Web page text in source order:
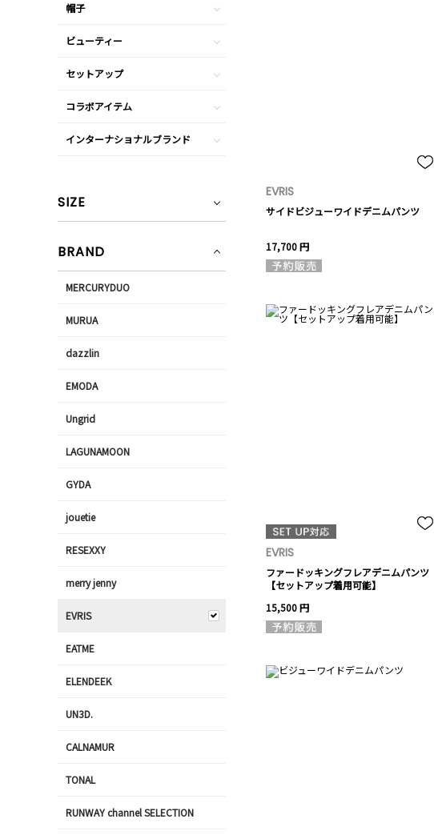
EVRIS
サイドビジューワイドデニムパンツ
17,700 円
EVRIS
ファードッキングフレアデニムパンツ
【セットアップ着用可能】
15,500 円
帽子
ビューティー
セットアップ
コラボアイテム
インターナショナルブランド
SIZE
BRAND
MERCURYDUO
MURUA
dazzlin
EMODA
Ungrid
LAGUNAMOON
GYDA
jouetie
RESEXXY
merry jenny
EVRIS
EATME
ELENDEEK
UN3D.
CALNAMUR
TONAL
RUNWAY channel SELECTION